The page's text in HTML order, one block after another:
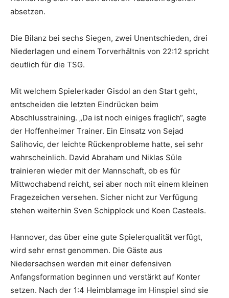
absetzen.
Die Bilanz bei sechs Siegen, zwei Unentschieden, drei
Niederlagen und einem Torverhältnis von 22:12 spricht
deutlich für die TSG.
Mit welchem Spielerkader Gisdol an den Start geht,
entscheiden die letzten Eindrücken beim
Abschlusstraining. „Da ist noch einiges fraglich“, sagte
der Hoffenheimer Trainer. Ein Einsatz von Sejad
Salihovic, der leichte Rückenprobleme hatte, sei sehr
wahrscheinlich. David Abraham und Niklas Süle
trainieren wieder mit der Mannschaft, ob es für
Mittwochabend reicht, sei aber noch mit einem kleinen
Fragezeichen versehen. Sicher nicht zur Verfügung
stehen weiterhin Sven Schipplock und Koen Casteels.
Hannover, das über eine gute Spielerqualität verfügt,
wird sehr ernst genommen. Die Gäste aus
Niedersachsen werden mit einer defensiven
Anfangsformation beginnen und verstärkt auf Konter
setzen. Nach der 1:4 Heimblamage im Hinspiel sind sie